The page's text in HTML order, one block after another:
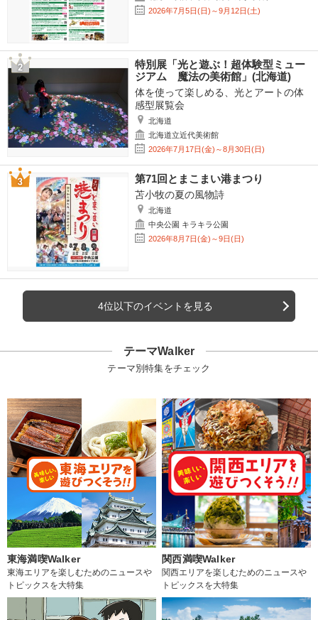
2026年7月5日(日)～9月12日(土)
特別展「光と遊ぶ！超体験型ミュー
ジアム 魔法の美術館」(北海道)
体を使って楽しめる、光とアートの体
感型展覧会
北海道
北海道立近代美術館
2026年7月17日(金)～8月30日(日)
第71回とまこまい港まつり
苫小牧の夏の風物詩
北海道
中央公園 キラキラ公園
2026年8月7日(金)～9日(日)
4位以下のイベントを見る
テーマWalker
テーマ別特集をチェック
東海満喫Walker
東海エリアを楽しむためのニュースや
トピックスを大特集
関西満喫Walker
関西エリアを楽しむためのニュースや
トピックスを大特集